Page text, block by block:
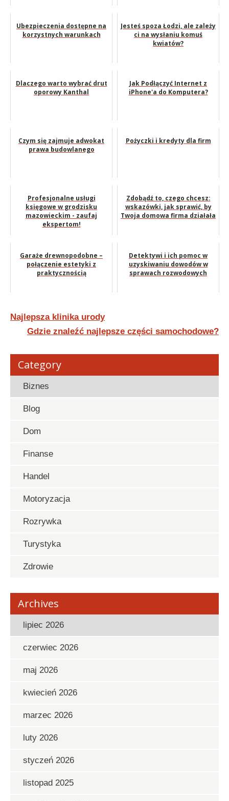
Ubezpieczenia dostępne na
korzystnych warunkach
Jesteś spoza Łodzi, ale zależy
ci na wysłaniu komuś
kwiatów?
Dlaczego warto wybrać drut
oporowy Kanthal
Jak Podłączyć Internet z
iPhone'a do Komputera?
Czym się zajmuje adwokat
prawa budowlanego
Pożyczki i kredyty dla firm
Profesjonalne usługi
księgowe w grodzisku
mazowieckim - zaufaj
ekspertom!
Zdobądź to, czego chcesz:
wskazówki, jak sprawić, by
Twoja domowa firma działała
Garaże drewnopodobne –
połączenie estetyki z
praktycznością
Detektywi i ich pomoc w
uzyskiwaniu dowodów w
sprawach rozwodowych
Nawigacja
wpisu
Najlepsza klinika urody
Gdzie znaleźć najlepsze części samochodowe?
Category
Biznes
Blog
Dom
Finanse
Handel
Motoryzacja
Rozrywka
Turystyka
Zdrowie
Archives
lipiec 2026
czerwiec 2026
maj 2026
kwiecień 2026
marzec 2026
luty 2026
styczeń 2026
listopad 2025